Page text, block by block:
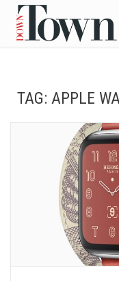
TAG: APPLE